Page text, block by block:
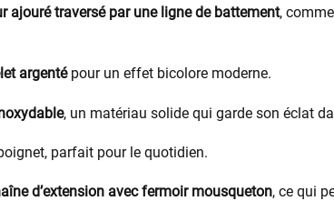
ajouré traversé par une ligne de battement,
argentépour un effet bicolore moderne.
, un matériau solide qui garde son éclat
parfait pour le quotidien.
d’extension avec fermoir mousqueton, ce qui